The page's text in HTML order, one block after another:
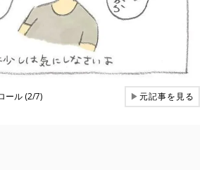
ール (2/7) ▶元記事を見る